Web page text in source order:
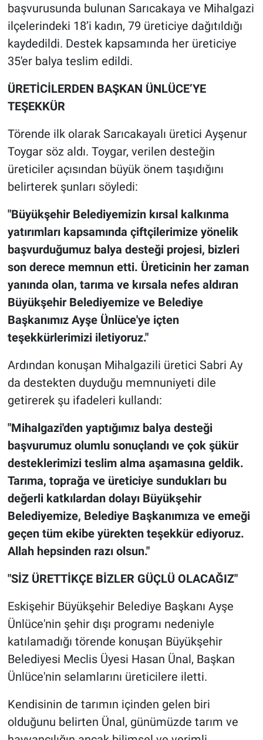
başvurusunda bulunan Sarıcakaya ve Mihalgazi
ilçelerindeki 18’i kadın, 79 üreticiye dağıtıldığı
kaydedildi. Destek kapsamında her üreticiye
35'er balya teslim edildi.
ÜRETİCİLERDEN BAŞKAN ÜNLÜCE’YE
TEŞEKKÜR
Törende ilk olarak Sarıcakayalı üretici Ayşenur
Toygar söz aldı. Toygar, verilen desteğin
üreticiler açısından büyük önem taşıdığını
belirterek şunları söyledi:
"Büyükşehir Belediyemizin kırsal kalkınma
yatırımları kapsamında çiftçilerimize yönelik
başvurduğumuz balya desteği projesi, bizleri
son derece memnun etti. Üreticinin her zaman
yanında olan, tarıma ve kırsala nefes aldıran
Büyükşehir Belediyemize ve Belediye
Başkanımız Ayşe Ünlüce'ye içten
teşekkürlerimizi iletiyoruz."
Ardından konuşan Mihalgazili üretici Sabri Ay
da destekten duyduğu memnuniyeti dile
getirerek şu ifadeleri kullandı:
"Mihalgazi'den yaptığımız balya desteği
başvurumuz olumlu sonuçlandı ve çok şükür
desteklerimizi teslim alma aşamasına geldik.
Tarıma, toprağa ve üreticiye sundukları bu
değerli katkılardan dolayı Büyükşehir
Belediyemize, Belediye Başkanımıza ve emeği
geçen tüm ekibe yürekten teşekkür ediyoruz.
Allah hepsinden razı olsun."
"SİZ ÜRETTİKÇE BİZLER GÜÇLÜ OLACAĞIZ"
Eskişehir Büyükşehir Belediye Başkanı Ayşe
Ünlüce'nin şehir dışı programı nedeniyle
katılamadığı törende konuşan Büyükşehir
Belediyesi Meclis Üyesi Hasan Ünal, Başkan
Ünlüce'nin selamlarını üreticilere iletti.
Kendisinin de tarımın içinden gelen biri
olduğunu belirten Ünal, günümüzde tarım ve